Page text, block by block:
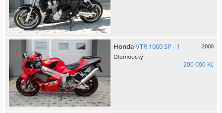
Honda VTR 1000 SP - 1
2000
Olomoucký
200 000 Kč